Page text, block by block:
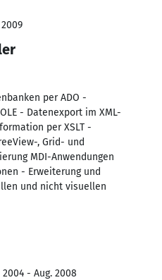
per ADO -
- Datenexport im XML-
per XSLT -
, Grid- und
MDI-Anwendungen
- Erweiterung und
und nicht visuellen
- Aug. 2008